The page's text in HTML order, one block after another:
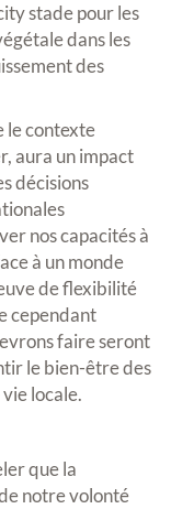
stade pour les
dans les
des
le contexte
aura un impact
décisions
nos capacités à
à un monde
de flexibilité
cependant
faire seront
le bien-être des
locale.
que la
notre volonté